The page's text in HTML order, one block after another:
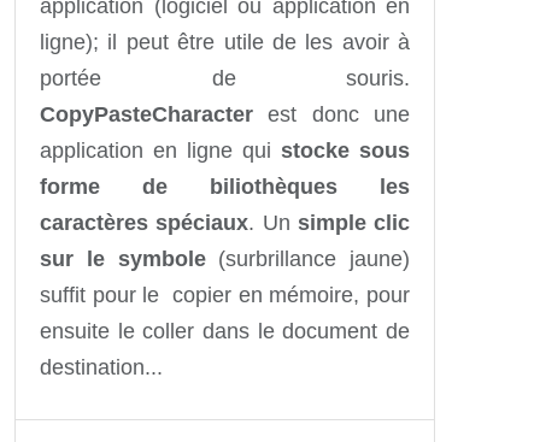
application (logiciel ou application en
ligne); il peut être utile de les avoir à
portée de souris.
CopyPasteCharacter est donc une
application en ligne qui stocke sous
forme de biliothèques les
caractères spéciaux. Un simple clic
sur le symbole(surbrillance jaune)
suffit pour le copier en mémoire, pour
ensuite le coller dans le document de
destination...